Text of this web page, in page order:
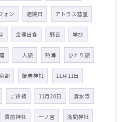
ォン 通院日 アトラス彗星
金環日食 騒音 学び
一人旅 熱海 ひとり旅
京都 御岩神社 11月11日
ご祈祷 11月20日 清水寺
貫前神社 一ノ宮 浅間神社